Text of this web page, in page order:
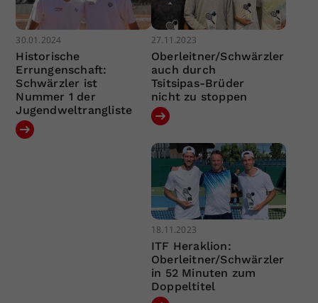
30.01.2024
Historische
Errungenschaft:
Schwärzler ist
Nummer 1 der
Jugendweltrangliste
27.11.2023
Oberleitner/Schwärzler
auch durch
Tsitsipas-Brüder
nicht zu stoppen
18.11.2023
ITF Heraklion:
Oberleitner/Schwärzler
in 52 Minuten zum
Doppeltitel